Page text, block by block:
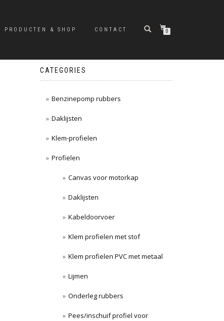
PRODUCTEN & SHOP CONTACT 0
CATEGORIES
Benzinepomp rubbers
Daklijsten
Klem-profielen
Profielen
Canvas voor motorkap
Daklijsten
Kabeldoorvoer
Klem profielen met stof
Klem profielen PVC met metaal
Lijmen
Onderleg rubbers
Pees/inschuif profiel voor